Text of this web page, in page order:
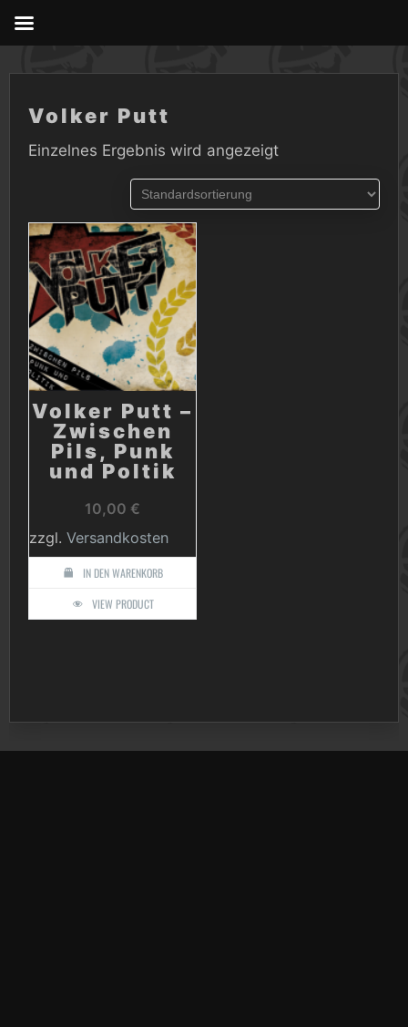
Volker Putt
Einzelnes Ergebnis wird angezeigt
Volker Putt –
Zwischen
Pils, Punk
und Poltik
10,00€
zzgl. Versandkosten
IN DEN WARENKORB
VIEW PRODUCT